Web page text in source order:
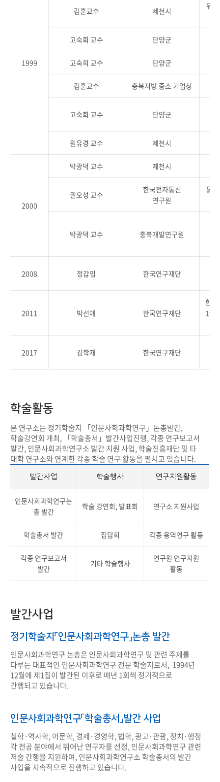
1999
김훈교수 제천시
유
고숙희 교수 단양군
고숙희 교수 단양군
김훈교수 충북지방 중소 기업청
고숙희 교수 단양군
원유경 교수 제천시
2000
박광덕 교수 제천시
권오성 교수
한국전자통신
연구원
통
박광덕 교수 충북개발연구원
2008 정갑임 한국연구재단
2011 박선애 한국연구재단
한
2017 김학재 한국연구재단
학술활동
본 연구소는 정기학술지 「인문사회과학연구」논총발간,
학술강연회 개최, 「학술총서」발간사업진행, 각종 연구보고서
발간, 인문사회과학연구소 발간 지원 사업, 학술진흥재단 및 타
대학 연구소와 연계한 각종 학술 연구 활동을 펼치고 있습니다.
발간사업 학술행사 연구지원활동
인문사회과학연구논
총 발간
학술 강연회, 발표회 연구소 지원사업
학술총서 발간 집담회 각종 용역연구 활동
각종 연구보고서
발간
기타 학술행사
연구원 연구지원
활동
발간사업
정기학술지「인문사회과학연구」논총 발간
인문사회과학연구 논총은 인문사회과학연구 및 관련 주제를
다루는 대표적인 인문사회과학연구 전문 학술지로서, 1994년
12월에 제1집이 발간된 이후로 매년 1회씩 정기적으로
간행되고 있습니다.
인문사회과학연구「학술총서」발간 사업
철학·역사학, 어문학, 경제·경영학, 법학, 광고·관광, 정치·행정
각 전공 분야에서 뛰어난 연구자를 선정, 인문사회과학연구 관련
저술 간행을 지원하여, 인문사회과학연구소 학술총서의 발간
사업을 지속적으로 진행하고 있습니다.